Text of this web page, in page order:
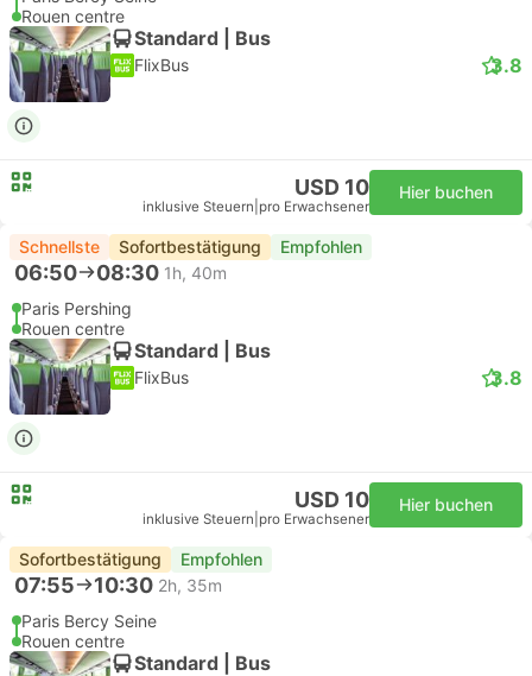
Rouen centre
Standard | Bus
FlixBus 3.8
USD 10
inklusive Steuern pro Erwachsener
Hier buchen
Schnellste Sofortbestätigung Empfohlen
06:50 08:30 1h, 40m
Paris Pershing
Rouen centre
Standard | Bus
FlixBus 3.8
USD 10
inklusive Steuern pro Erwachsener
Hier buchen
Sofortbestätigung Empfohlen
07:55 10:30 2h, 35m
Paris Bercy Seine
Rouen centre
Standard | Bus